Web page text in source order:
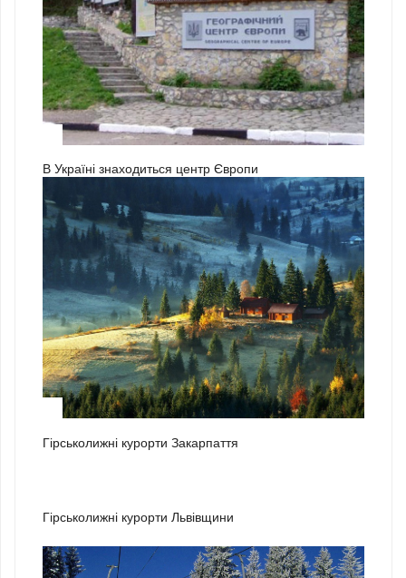
В Україні знаходиться центр Європи
Гірськолижні курорти Закарпаття
Гірськолижні курорти Львівщини